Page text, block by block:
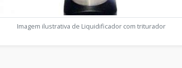
Imagem ilustrativa de Liquidificador com triturador